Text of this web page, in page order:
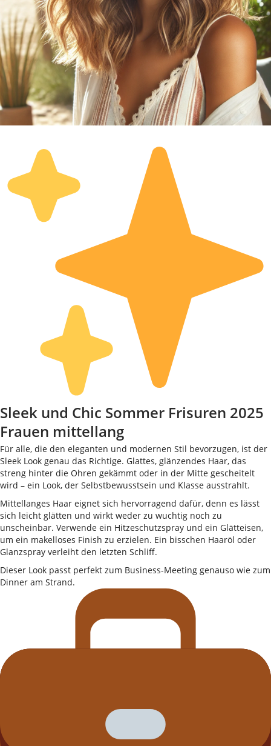
Sleek und Chic Sommer Frisuren 2025
Frauen mittellang
Für alle, die den eleganten und modernen Stil bevorzugen, ist der
Sleek Look genau das Richtige. Glattes, glänzendes Haar, das
streng hinter die Ohren gekämmt oder in der Mitte gescheitelt
wird – ein Look, der Selbstbewusstsein und Klasse ausstrahlt.
Mittellanges Haar eignet sich hervorragend dafür, denn es lässt
sich leicht glätten und wirkt weder zu wuchtig noch zu
unscheinbar. Verwende ein Hitzeschutzspray und ein Glätteisen,
um ein makelloses Finish zu erzielen. Ein bisschen Haaröl oder
Glanzspray verleiht den letzten Schliff.
Dieser Look passt perfekt zum Business-Meeting genauso wie zum
Dinner am Strand.